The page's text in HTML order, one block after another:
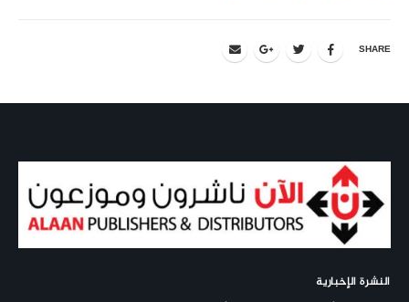
SHARE
النشرة الإخبارية